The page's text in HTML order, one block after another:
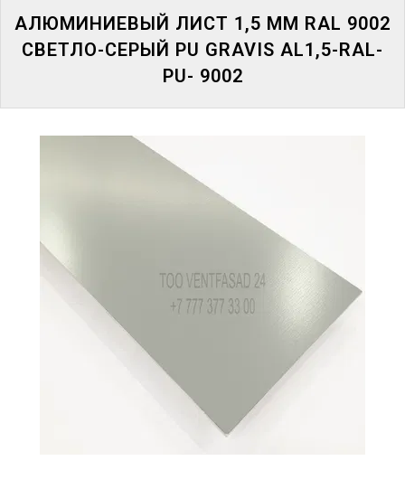
АЛЮМИНИЕВЫЙ ЛИСТ 1,5 ММ RAL 9002
СВЕТЛО-СЕРЫЙ PU GRAVIS AL1,5-RAL-
PU- 9002